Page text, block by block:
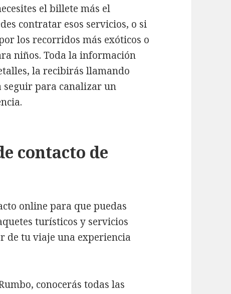
el billete más el
contratar esos servicios, o si
los recorridos más exóticos o
niños. Toda la información
la recibirás llamando
seguir para canalizar un
contacto de
online para que puedas
turísticos y servicios
de tu viaje una experiencia
conocerás todas las